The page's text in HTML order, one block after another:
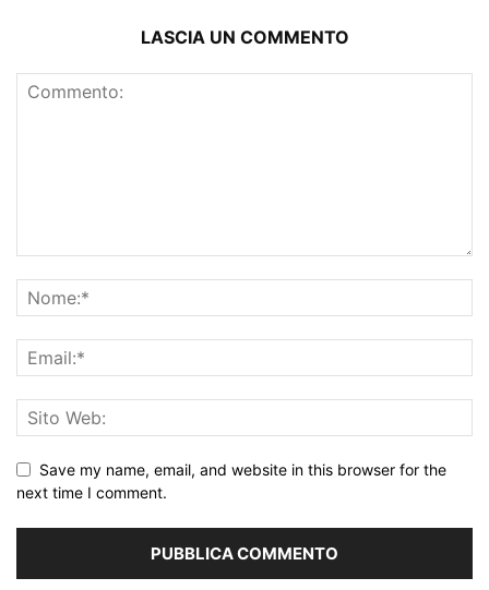
LASCIA UN COMMENTO
Save my name, email, and website in this browser for the
next time I comment.